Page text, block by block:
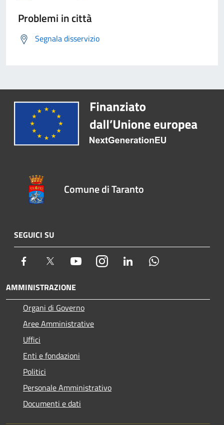
Problemi in città
Segnala disservizio
Comune di Taranto
SEGUICI SU
Facebook Twitter YoutubeInstagram LinkedIn
AMMINISTRAZIONE
Organi di Governo
Aree Amministrative
Uffici
Enti e fondazioni
Politici
Personale Amministrativo
Documenti e dati